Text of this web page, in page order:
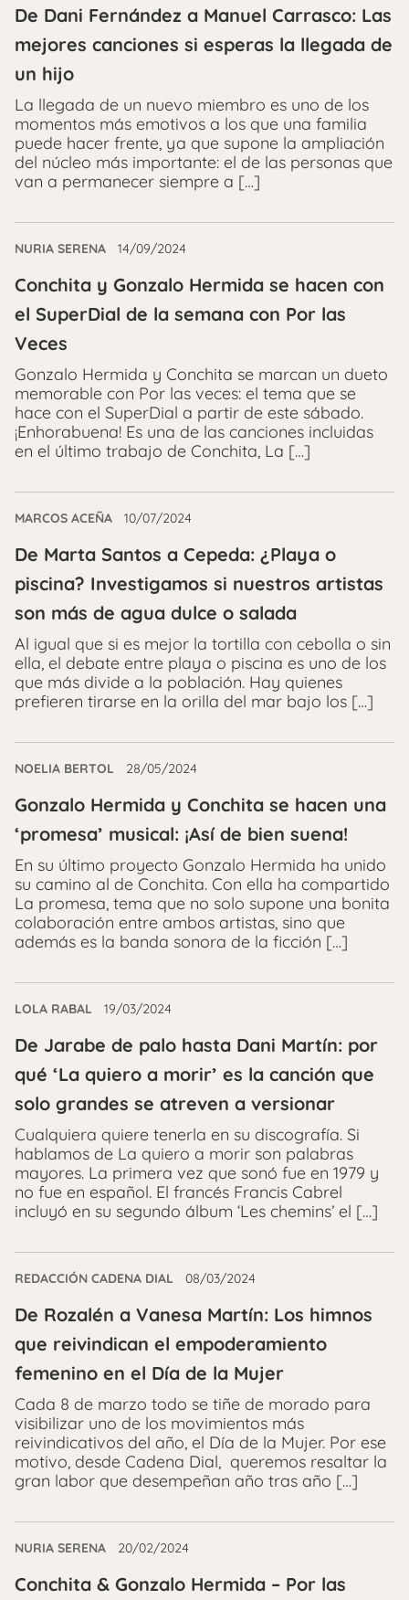
De Dani Fernández a Manuel Carrasco: Las
mejores canciones si esperas la llegada de
un hijo
La llegada de un nuevo miembro es uno de los
momentos más emotivos a los que una familia
puede hacer frente, ya que supone la ampliación
del núcleo más importante: el de las personas que
van a permanecer siempre a […]
NURIA SERENA 14/09/2024
Conchita y Gonzalo Hermida se hacen con
el SuperDial de la semana con Por las
Veces
Gonzalo Hermida y Conchita se marcan un dueto
memorable con Por las veces: el tema que se
hace con el SuperDial a partir de este sábado.
¡Enhorabuena! Es una de las canciones incluidas
en el último trabajo de Conchita, La […]
MARCOS ACEÑA 10/07/2024
De Marta Santos a Cepeda: ¿Playa o
piscina? Investigamos si nuestros artistas
son más de agua dulce o salada
Al igual que si es mejor la tortilla con cebolla o sin
ella, el debate entre playa o piscina es uno de los
que más divide a la población. Hay quienes
prefieren tirarse en la orilla del mar bajo los […]
NOELIA BERTOL 28/05/2024
Gonzalo Hermida y Conchita se hacen una
‘promesa’ musical: ¡Así de bien suena!
En su último proyecto Gonzalo Hermida ha unido
su camino al de Conchita. Con ella ha compartido
La promesa, tema que no solo supone una bonita
colaboración entre ambos artistas, sino que
además es la banda sonora de la ficción […]
LOLA RABAL 19/03/2024
De Jarabe de palo hasta Dani Martín: por
qué ‘La quiero a morir’ es la canción que
solo grandes se atreven a versionar
Cualquiera quiere tenerla en su discografía. Si
hablamos de La quiero a morir son palabras
mayores. La primera vez que sonó fue en 1979 y
no fue en español. El francés Francis Cabrel
incluyó en su segundo álbum ‘Les chemins’ el […]
REDACCIÓN CADENA DIAL 08/03/2024
De Rozalén a Vanesa Martín: Los himnos
que reivindican el empoderamiento
femenino en el Día de la Mujer
Cada 8 de marzo todo se tiñe de morado para
visibilizar uno de los movimientos más
reivindicativos del año, el Día de la Mujer. Por ese
motivo, desde Cadena Dial, queremos resaltar la
gran labor que desempeñan año tras año […]
NURIA SERENA 20/02/2024
Conchita & Gonzalo Hermida – Por las